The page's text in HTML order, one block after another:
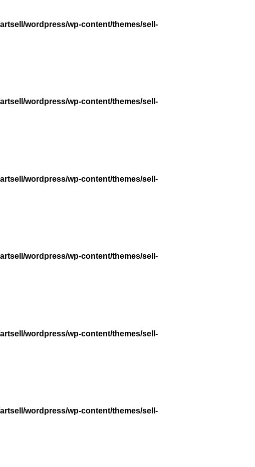
wordpress/wp-content/themes/sell-
wordpress/wp-content/themes/sell-
wordpress/wp-content/themes/sell-
wordpress/wp-content/themes/sell-
wordpress/wp-content/themes/sell-
wordpress/wp-content/themes/sell-